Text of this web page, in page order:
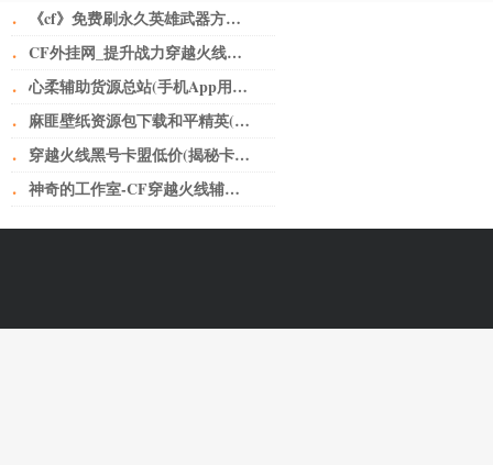
· 《cf》免费刷永久英雄武器方法介绍 刷枪最新工具分享
· CF外挂网_提升战力穿越火线小号卡盟网无人不知无人不晓。
· 心柔辅助货源总站(手机App用户“裸奔”如何破？从细化个人授权上加以规范)
· 麻匪壁纸资源包下载和平精英(让子弹飞——黄老爷离不开鹅城)
· 穿越火线黑号卡盟低价(揭秘卡盟骗局，少年，醒醒吧！)
· 神奇的工作室-CF穿越火线辅助如何给玩家刺激的快感？-神奇的工作室-CF穿越火线辅助如何给玩家刺激的快感？-问题解答-三明神奇的工作室-三明CF辅助-三明CF外挂-三明CF透视-三明CF自瞄-三明CF